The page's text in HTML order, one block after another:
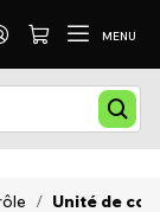
MENU
/ Unité de